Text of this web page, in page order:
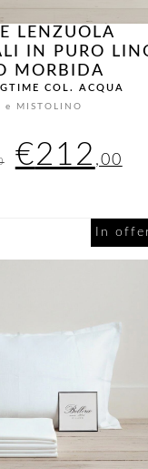
LENZUOLA
IN PURO
MORBIDA
COL. ACQUA
e MISTOLINO
Il
originale
€265,00.
€212 ,00
In